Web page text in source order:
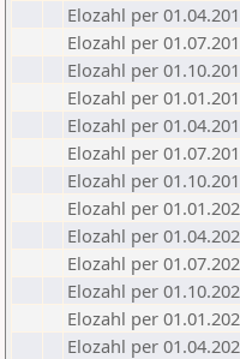
Elozahl per
Elozahl per
Elozahl per
Elozahl per
Elozahl per
Elozahl per
Elozahl per
Elozahl per
Elozahl per
Elozahl per
Elozahl per
Elozahl per
Elozahl per